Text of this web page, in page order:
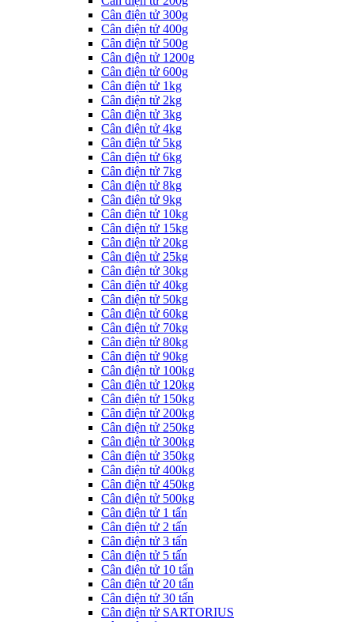
Cân điện tử 300g
Cân điện tử 400g
Cân điện tử 500g
Cân điện tử 1200g
Cân điện tử 600g
Cân điện tử 1kg
Cân điện tử 2kg
Cân điện tử 3kg
Cân điện tử 4kg
Cân điện tử 5kg
Cân điện tử 6kg
Cân điện tử 7kg
Cân điện tử 8kg
Cân điện tử 9kg
Cân điện tử 10kg
Cân điện tử 15kg
Cân điện tử 20kg
Cân điện tử 25kg
Cân điện tử 30kg
Cân điện tử 40kg
Cân điện tử 50kg
Cân điện tử 60kg
Cân điện tử 70kg
Cân điện tử 80kg
Cân điện tử 90kg
Cân điện tử 100kg
Cân điện tử 120kg
Cân điện tử 150kg
Cân điện tử 200kg
Cân điện tử 250kg
Cân điện tử 300kg
Cân điện tử 350kg
Cân điện tử 400kg
Cân điện tử 450kg
Cân điện tử 500kg
Cân điện tử 1 tấn
Cân điện tử 2 tấn
Cân điện tử 3 tấn
Cân điện tử 5 tấn
Cân điện tử 10 tấn
Cân điện tử 20 tấn
Cân điện tử 30 tấn
Cân điện tử SARTORIUS